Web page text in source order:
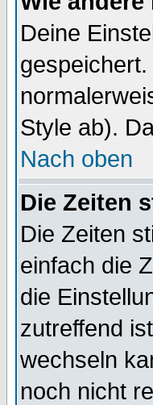
Deine
Style ab).
Nach oben
Die Zeiten
Die Zeiten
einfach die
die
zutreffend
wechseln
noch nicht